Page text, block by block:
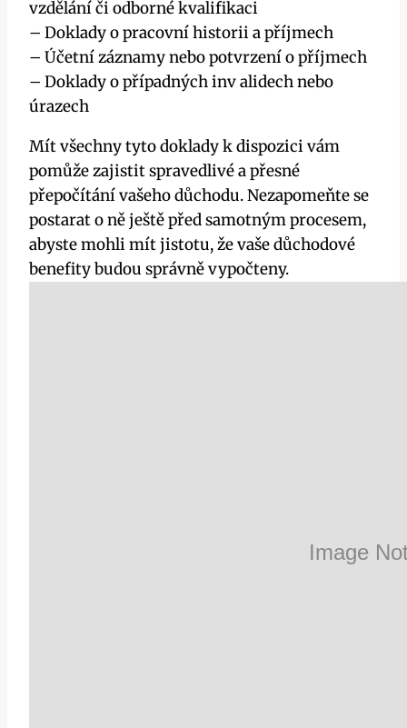
vzdělání či odborné kvalifikaci
– Doklady o pracovní historii a příjmech
– Účetní záznamy nebo potvrzení o příjmech
– Doklady o případných inv alidech nebo
úrazech
Mít všechny tyto doklady k dispozici vám
pomůže zajistit spravedlivé a přesné
přepočítání vašeho důchodu. Nezapomeňte se
postarat o ně ještě před samotným procesem,
abyste mohli mít jistotu, že vaše důchodové
benefity budou správně vypočteny.